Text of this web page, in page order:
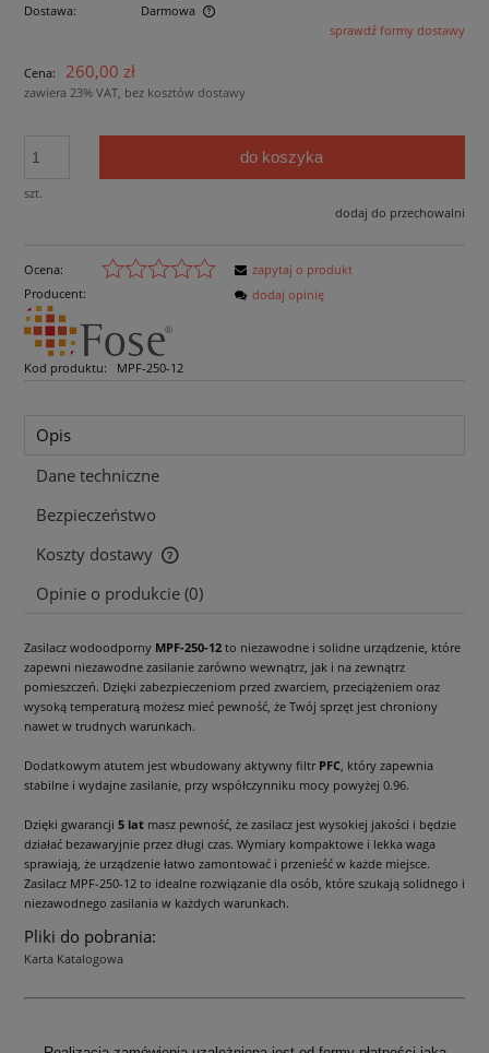
Dostawa:
Darmowa
Cena nie zawiera ewentualnych kosztów płatnościsprawdź formy dostawy
Cena: 260,00 zł
zawiera 23% VAT, bez kosztów dostawy
szt.
do koszyka
dodaj do przechowalni
Ocena:
Producent:
Kod produktu: MPF-250-12
zapytaj o produkt
dodaj opinię
Opis
Dane techniczne
Bezpieczeństwo
Koszty dostawy
Cena nie zawiera ewentualnych kosztów płatności
Opinie o produkcie (0)
Zasilacz wodoodporny MPF-250-12 to niezawodne i solidne urządzenie, które
zapewni niezawodne zasilanie zarówno wewnątrz, jak i na zewnątrz
pomieszczeń. Dzięki zabezpieczeniom przed zwarciem, przeciążeniem oraz
wysoką temperaturą możesz mieć pewność, że Twój sprzęt jest chroniony
nawet w trudnych warunkach.
Dodatkowym atutem jest wbudowany aktywny filtr PFC , który zapewnia
stabilne i wydajne zasilanie, przy współczynniku mocy powyżej 0.96.
Dzięki gwarancji 5 lat masz pewność, że zasilacz jest wysokiej jakości i będzie
działać bezawaryjnie przez długi czas. Wymiary kompaktowe i lekka waga
sprawiają, że urządzenie łatwo zamontować i przenieść w każde miejsce.
Zasilacz MPF-250-12 to idealne rozwiązanie dla osób, które szukają solidnego i
niezawodnego zasilania w każdych warunkach.
Pliki do pobrania:
Karta Katalogowa